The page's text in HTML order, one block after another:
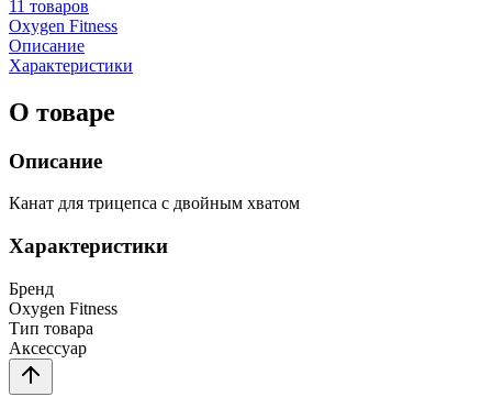
11 товаров
Oxygen Fitness
Описание
Характеристики
О товаре
Описание
Канат для трицепса с двойным хватом
Характеристики
Бренд
Oxygen Fitness
Тип товара
Аксессуар